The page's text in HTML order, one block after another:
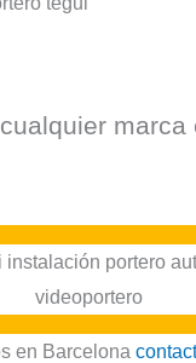
en Barcelona